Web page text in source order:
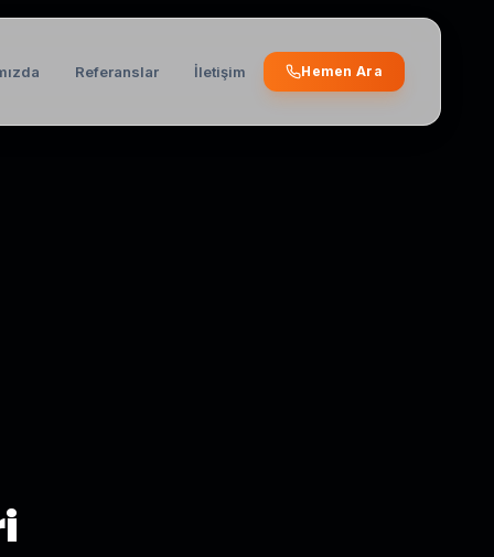
Referanslar İletişim Hemen Ara